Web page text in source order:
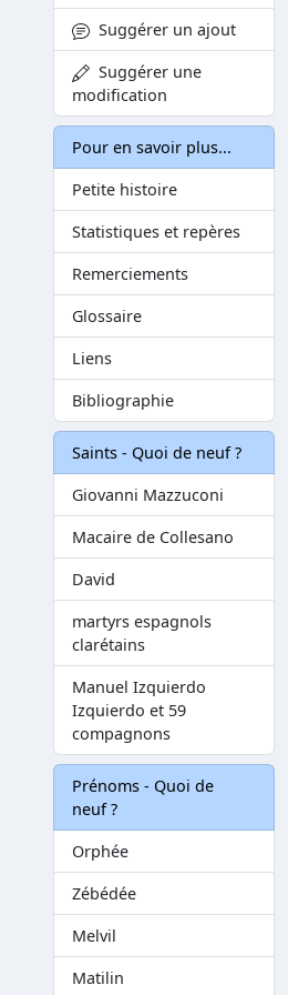
Suggérer un ajout
Suggérer une
modification
Pour en savoir plus...
Petite histoire
Statistiques et repères
Remerciements
Glossaire
Liens
Bibliographie
Saints - Quoi de neuf ?
Giovanni Mazzuconi
Macaire de Collesano
David
martyrs espagnols
clarétains
Manuel Izquierdo
Izquierdo et 59
compagnons
Prénoms - Quoi de
neuf ?
Orphée
Zébédée
Melvil
Matilin